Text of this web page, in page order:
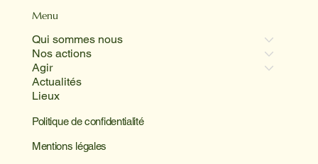
Menu
Qui sommes nous
Nos actions
Agir
Actualités
Lieux
Politique de confidentialité
Mentions légales